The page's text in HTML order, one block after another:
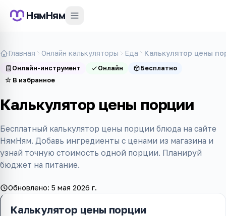
НямНям
Главная Онлайн калькуляторы Еда Калькулятор цены
Онлайн-инструмент Онлайн
Бесплатно
☆ В избранное
Калькулятор цены порции
Бесплатный калькулятор цены порции блюда на сайте
НямНям. Добавь ингредиенты с ценами из магазина и
узнай точную стоимость одной порции. Планируй
бюджет на питание.
Обновлено: 5 мая 2026 г.
Калькулятор цены порции